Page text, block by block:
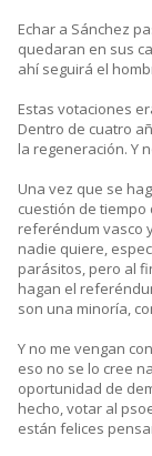
Echar a Sánchez
quedaran en sus
ahí seguirá el
Estas votaciones
Dentro de cuatro
la regeneración. Y
Una vez que se
cuestión de
referéndum vasco
nadie quiere,
parásitos, pero al
hagan el
son una minoría,
Y no me vengan
eso no se lo cree
oportunidad de
hecho, votar al
están felices